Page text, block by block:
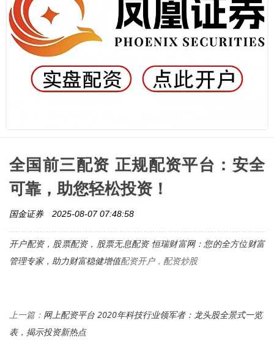
全国前三配资 正规配资平台：安全
可靠，助您轻松投资！
国金证券 2025-08-07 07:48:58
开户配资，股票配资， 股票无息配资 恒瑞财富网：您的全方位财富
管理专家，助力财富稳健增值配资开户，配资炒股
上一篇： 网上配资平台 2020年科技行业领军者：龙头股全景式一览
表，揭示投资新热点